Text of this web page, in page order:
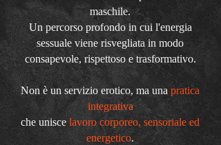
maschile.
Un percorso profondo in cui l'energia
sessuale viene risvegliata in modo
consapevole, rispettoso e trasformativo.
Non è un servizio erotico, ma unapratica
integrativa
che unisce lavoro corporeo, sensoriale ed
energetico.